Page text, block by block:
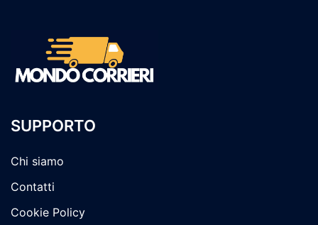
SUPPORTO
Chi siamo
Contatti
Cookie Policy